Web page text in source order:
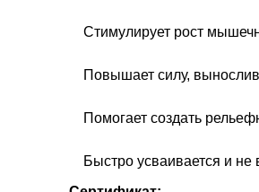
Стимулирует рост
Повышает силу,
Помогает создать
Быстро усваивается и